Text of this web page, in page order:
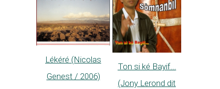
Lékéré (Nicolas
Genest / 2006)
Ton si ké Bayif...
(Jony Lerond dit